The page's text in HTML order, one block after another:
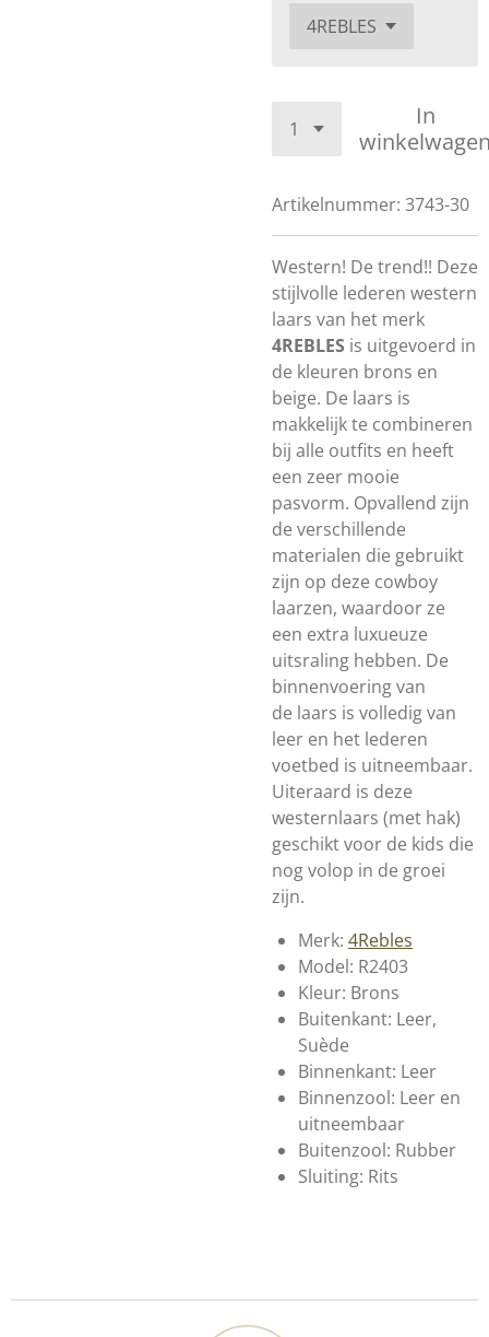
In
Artikelnummer: 3743-30
Western! De trend!! Deze
stijlvolle lederen western
laars van het merk
4REBLES is uitgevoerd in
de kleuren brons en
beige. De laars is
makkelijk te combineren
bij alle outfits en heeft
een zeer mooie
pasvorm. Opvallend zijn
de verschillende
materialen die gebruikt
zijn op deze cowboy
laarzen, waardoor ze
een extra luxueuze
uitsraling hebben. De
binnenvoering van
de laars is volledig van
leer en het lederen
voetbed is uitneembaar.
Uiteraard is deze
westernlaars (met hak)
geschikt voor de kids die
nog volop in de groei
zijn.
Merk: 4Rebles
Model: R2403
Kleur: Brons
Buitenkant: Leer,
Suède
Binnenkant: Leer
Binnenzool: Leer en
uitneembaar
Buitenzool: Rubber
Sluiting: Rits